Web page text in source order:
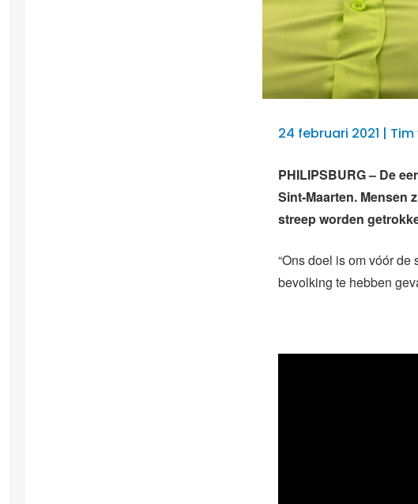
24 februari 2021 | Tim
PHILIPSBURG – De
Sint-Maarten. Mensen
streep worden
“Ons doel is om vóór
bevolking te hebben